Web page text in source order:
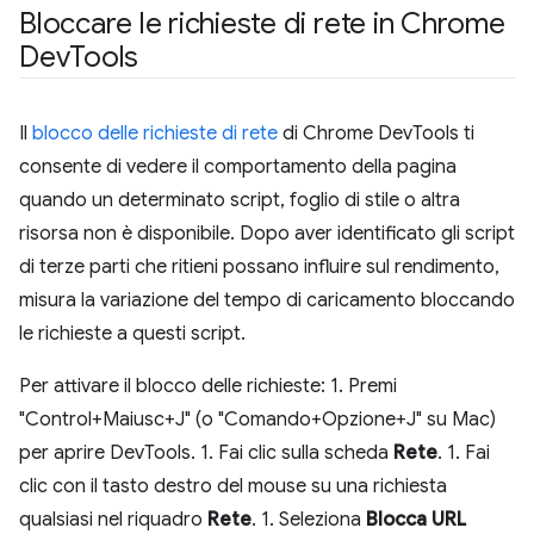
Bloccare le richieste di rete in Chrome
DevTools
Il blocco delle richieste di rete di Chrome DevTools ti
consente di vedere il comportamento della pagina
quando un determinato script, foglio di stile o altra
risorsa non è disponibile. Dopo aver identificato gli script
di terze parti che ritieni possano influire sul rendimento,
misura la variazione del tempo di caricamento bloccando
le richieste a questi script.
Per attivare il blocco delle richieste: 1. Premi
"Control+Maiusc+J" (o "Comando+Opzione+J" su Mac)
per aprire DevTools. 1. Fai clic sulla scheda Rete. 1. Fai
clic con il tasto destro del mouse su una richiesta
qualsiasi nel riquadro Rete. 1. Seleziona Blocca URL